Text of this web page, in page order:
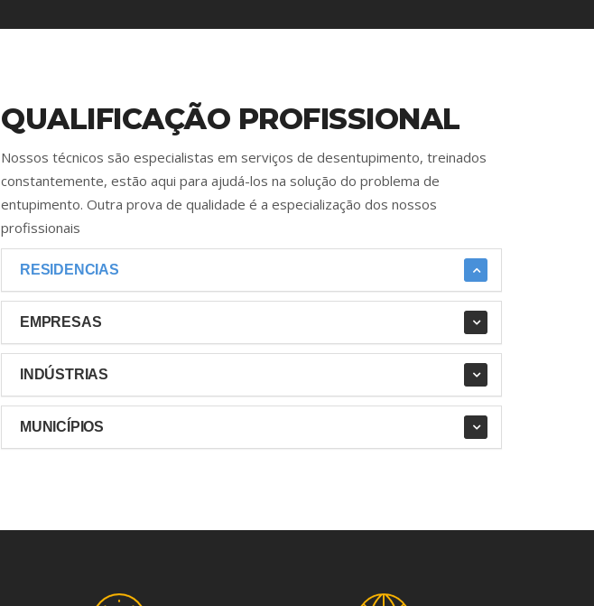
QUALIFICAÇÃO PROFISSIONAL
Nossos técnicos são especialistas em serviços de desentupimento, treinados
constantemente, estão aqui para ajudá-los na solução do problema de
entupimento. Outra prova de qualidade é a especialização dos nossos
profissionais
RESIDENCIAS
EMPRESAS
INDÚSTRIAS
MUNICÍPIOS